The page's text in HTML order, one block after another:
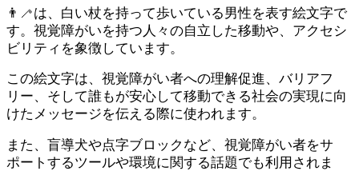
👨‍🦯は、白い杖を持って歩いている男性を表す絵文字で
す。視覚障がいを持つ人々の自立した移動や、アクセシ
ビリティを象徴しています。
この絵文字は、視覚障がい者への理解促進、バリアフ
リー、そして誰もが安心して移動できる社会の実現に向
けたメッセージを伝える際に使われます。
また、盲導犬や点字ブロックなど、視覚障がい者をサ
ポートするツールや環境に関する話題でも利用されま